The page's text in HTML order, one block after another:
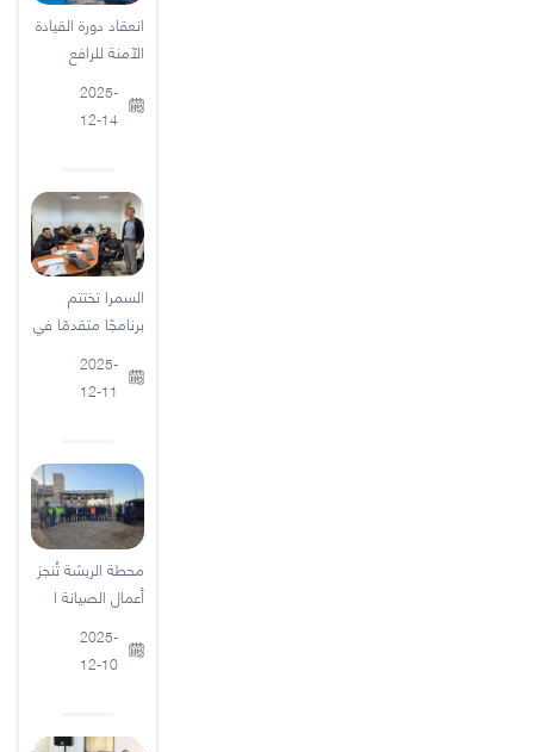
انعقاد دورة القيادة
الآمنة للرافع
2025-
12-14
السمرا تختتم
برنامجًا متقدمًا في
2025-
12-11
محطة الريشة تُنجز
أعمال الصيانة ا
2025-
12-10